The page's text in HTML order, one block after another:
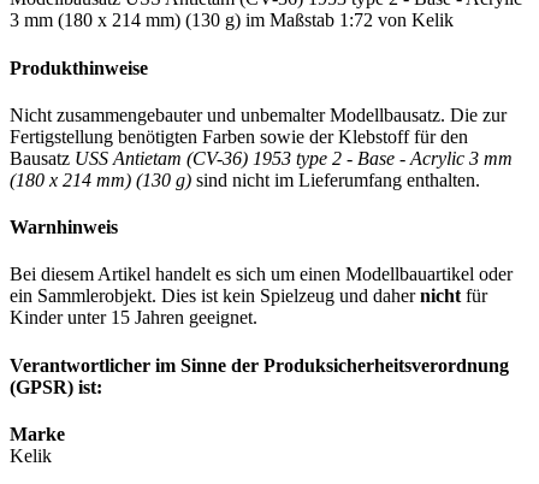
3 mm (180 x 214 mm) (130 g) im Maßstab 1:72 von Kelik
Produkthinweise
Nicht zusammengebauter und unbemalter Modellbausatz. Die zur
Fertigstellung benötigten Farben sowie der Klebstoff für den
Bausatz USS Antietam (CV-36) 1953 type 2 - Base - Acrylic 3 mm
(180 x 214 mm) (130 g) sind nicht im Lieferumfang enthalten.
Warnhinweis
Bei diesem Artikel handelt es sich um einen Modellbauartikel oder
ein Sammlerobjekt. Dies ist kein Spielzeug und dahernicht für
Kinder unter 15 Jahren geeignet.
Verantwortlicher im Sinne der Produksicherheitsverordnung
(GPSR) ist:
Marke
Kelik